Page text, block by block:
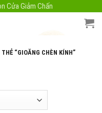
Cửa Giảm Chấn
“GIOĂNG CHÈN KÍNH”